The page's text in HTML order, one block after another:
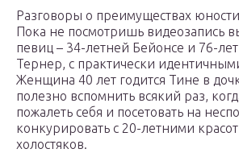
Разговоры о преимуществах
Пока не посмотришь видеозапись
певиц – 34-летней Бейонсе и 76-
Тернер, с практически
Женщина 40 лет годится Тине в
полезно вспомнить всякий раз,
пожалеть себя и посетовать на
конкурировать с 20-летними
холостяков.